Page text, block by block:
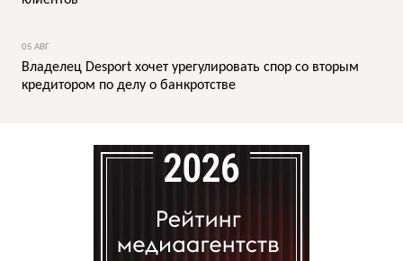
05 АВГ
Владелец Desport хочет урегулировать спор со вторым
кредитором по делу о банкротстве